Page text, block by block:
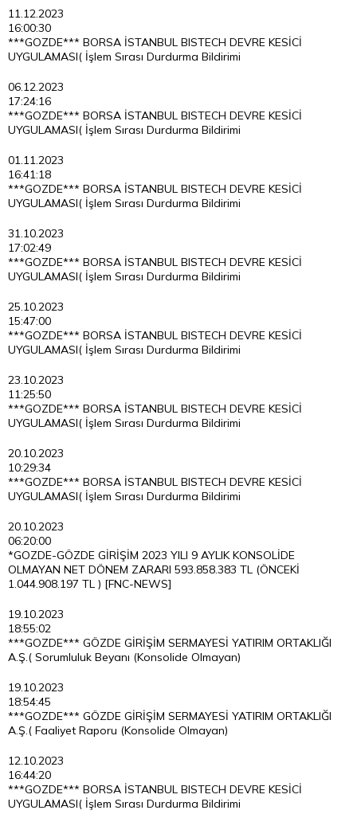
11.12.2023
16:00:30
***GOZDE*** BORSA İSTANBUL BISTECH DEVRE KESİCİ
UYGULAMASI( İşlem Sırası Durdurma Bildirimi
06.12.2023
17:24:16
***GOZDE*** BORSA İSTANBUL BISTECH DEVRE KESİCİ
UYGULAMASI( İşlem Sırası Durdurma Bildirimi
01.11.2023
16:41:18
***GOZDE*** BORSA İSTANBUL BISTECH DEVRE KESİCİ
UYGULAMASI( İşlem Sırası Durdurma Bildirimi
31.10.2023
17:02:49
***GOZDE*** BORSA İSTANBUL BISTECH DEVRE KESİCİ
UYGULAMASI( İşlem Sırası Durdurma Bildirimi
25.10.2023
15:47:00
***GOZDE*** BORSA İSTANBUL BISTECH DEVRE KESİCİ
UYGULAMASI( İşlem Sırası Durdurma Bildirimi
23.10.2023
11:25:50
***GOZDE*** BORSA İSTANBUL BISTECH DEVRE KESİCİ
UYGULAMASI( İşlem Sırası Durdurma Bildirimi
20.10.2023
10:29:34
***GOZDE*** BORSA İSTANBUL BISTECH DEVRE KESİCİ
UYGULAMASI( İşlem Sırası Durdurma Bildirimi
20.10.2023
06:20:00
*GOZDE-GÖZDE GİRİŞİM 2023 YILI 9 AYLIK KONSOLİDE
OLMAYAN NET DÖNEM ZARARI 593.858.383 TL (ÖNCEKİ
1.044.908.197 TL ) [FNC-NEWS]
19.10.2023
18:55:02
***GOZDE*** GÖZDE GİRİŞİM SERMAYESİ YATIRIM ORTAKLIĞI
A.Ş.( Sorumluluk Beyanı (Konsolide Olmayan)
19.10.2023
18:54:45
***GOZDE*** GÖZDE GİRİŞİM SERMAYESİ YATIRIM ORTAKLIĞI
A.Ş.( Faaliyet Raporu (Konsolide Olmayan)
12.10.2023
16:44:20
***GOZDE*** BORSA İSTANBUL BISTECH DEVRE KESİCİ
UYGULAMASI( İşlem Sırası Durdurma Bildirimi